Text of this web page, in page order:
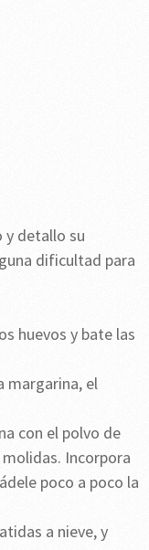
y detallo su
dificultad para
huevos y bate las
margarina, el
con el polvo de
Incorpora
poco a poco la
a nieve, y